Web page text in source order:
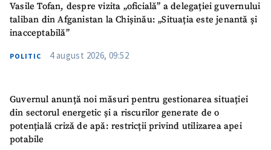
Vasile Tofan, despre vizita „oficială” a delegației guvernului
taliban din Afganistan la Chișinău: „Situația este jenantă și
inacceptabilă”
POLITIC 4 august 2026, 09:52
Guvernul anunță noi măsuri pentru gestionarea situației
din sectorul energetic și a riscurilor generate de o
potențială criză de apă: restricții privind utilizarea apei
potabile